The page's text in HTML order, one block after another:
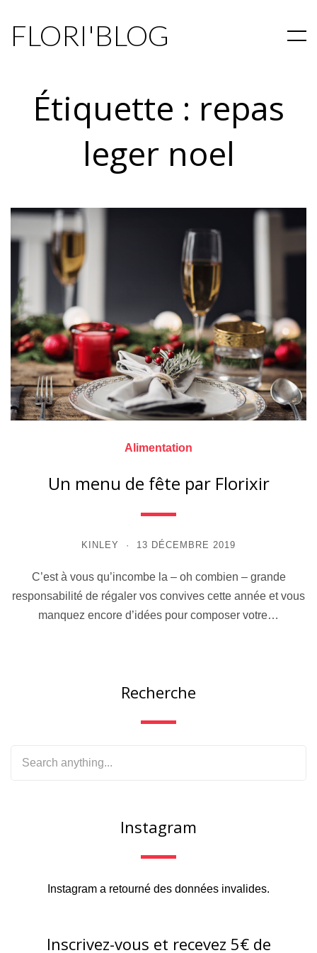
FLORI'BLOG
Étiquette : repas
leger noel
Alimentation
Un menu de fête par Florixir
KINLEY 13 DÉCEMBRE 2019
C’est à vous qu’incombe la – oh combien – grande
responsabilité de régaler vos convives cette année et vous
manquez encore d’idées pour composer votre…
Recherche
Instagram
Instagram a retourné des données invalides.
Inscrivez-vous et recevez 5€ de